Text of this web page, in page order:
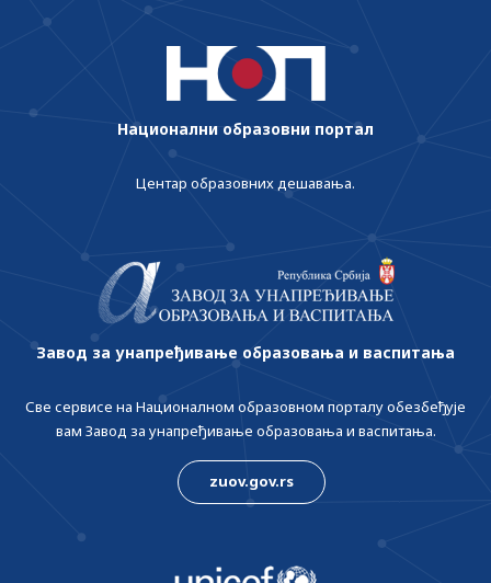
Национални образовни портал
Центар образовних дешавања.
Завод за унапређивање образовања и васпитања
Све сервисе на Националном образовном порталу обезбеђује
вам Завод за унапређивање образовања и васпитања.
zuov.gov.rs